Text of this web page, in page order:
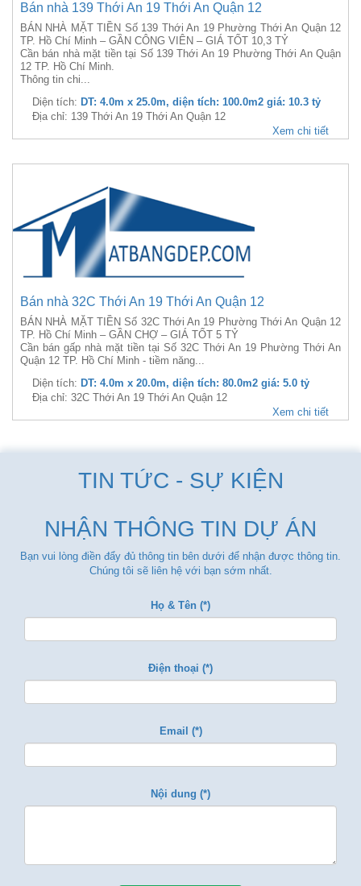
Bán nhà 139 Thới An 19 Thới An Quận 12
BÁN NHÀ MẶT TIỀN Số 139 Thới An 19 Phường Thới An Quận 12
TP. Hồ Chí Minh – GẦN CÔNG VIÊN – GIÁ TỐT 10,3 TỶ
Cần bán nhà mặt tiền tại Số 139 Thới An 19 Phường Thới An Quận
12 TP. Hồ Chí Minh.
Thông tin chi...
Diện tích: DT: 4.0m x 25.0m, diện tích: 100.0m2 giá: 10.3 tỷ
Địa chỉ: 139 Thới An 19 Thới An Quận 12
Xem chi tiết
Bán nhà 32C Thới An 19 Thới An Quận 12
BÁN NHÀ MẶT TIỀN Số 32C Thới An 19 Phường Thới An Quận 12
TP. Hồ Chí Minh – GẦN CHỢ – GIÁ TỐT 5 TỶ
Cần bán gấp nhà mặt tiền tại Số 32C Thới An 19 Phường Thới An
Quận 12 TP. Hồ Chí Minh - tiềm năng...
Diện tích: DT: 4.0m x 20.0m, diện tích: 80.0m2 giá: 5.0 tỷ
Địa chỉ: 32C Thới An 19 Thới An Quận 12
Xem chi tiết
TIN TỨC - SỰ KIỆN
NHẬN THÔNG TIN DỰ ÁN
Bạn vui lòng điền đẩy đủ thông tin bên dưới để nhận được thông tin.
Chúng tôi sẽ liên hệ với bạn sớm nhất.
Họ & Tên (*)
Điện thoại (*)
Email (*)
Nội dung (*)